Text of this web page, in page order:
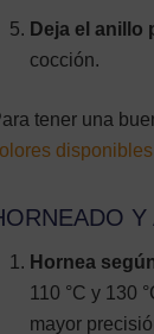
Deja el anillo
cocción.
tener una
Y
Hornea
110 °C y 130
mayor